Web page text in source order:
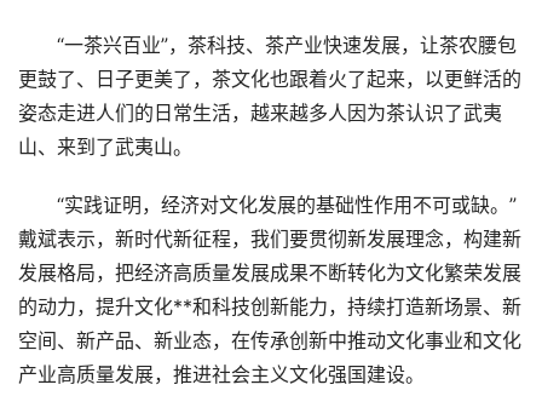
“一茶兴百业”，茶科技、茶产业快速发展，让茶农腰包
更鼓了、日子更美了，茶文化也跟着火了起来，以更鲜活的
姿态走进人们的日常生活，越来越多人因为茶认识了武夷
山、来到了武夷山。
“实践证明，经济对文化发展的基础性作用不可或缺。”
戴斌表示，新时代新征程，我们要贯彻新发展理念，构建新
发展格局，把经济高质量发展成果不断转化为文化繁荣发展
的动力，提升文化**和科技创新能力，持续打造新场景、新
空间、新产品、新业态，在传承创新中推动文化事业和文化
产业高质量发展，推进社会主义文化强国建设。